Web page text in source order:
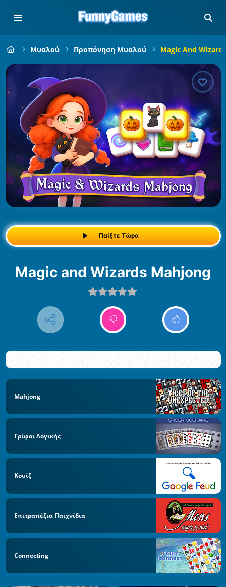
Μυαλού Προπόνηση Μυαλού Magic And
Παίξτε Τώρα
Magic and Wizards Mahjong
Mahjong
Γρίφοι Λογικής
Κουίζ
Επιτραπέζια Παιχνίδια
Connecting